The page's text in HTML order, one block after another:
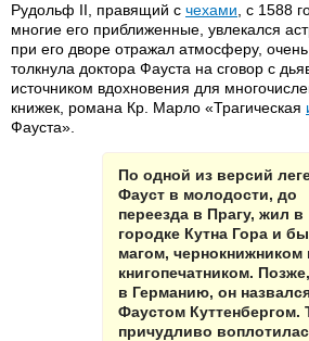
Рудольф II, правящий с чехами , с 1588
многие его приближенные, увлекался
при его дворе отражал атмосферу,
толкнула доктора Фауста на сговор с
источником вдохновения для
книжек, романа Кр. Марло «Трагическая
Фауста».
По одной из версий
Фауст в молодости, до
переезда в Прагу, жил в
городке Кутна Гора и
магом, чернокнижником
книгопечатником.
в Германию, он
Фаустом Куттенбергом.
причудливо